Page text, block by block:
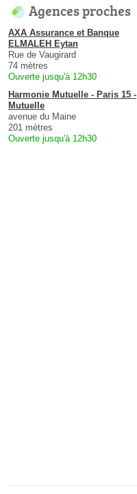
Agences proches
AXA Assurance et Banque
ELMALEH Eytan
Rue de Vaugirard
74 mètres
Ouverte jusqu'à 12h30
Harmonie Mutuelle - Paris 15 -
Mutuelle
avenue du Maine
201 mètres
Ouverte jusqu'à 12h30